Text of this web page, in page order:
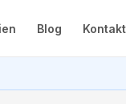
Blog Kontakt